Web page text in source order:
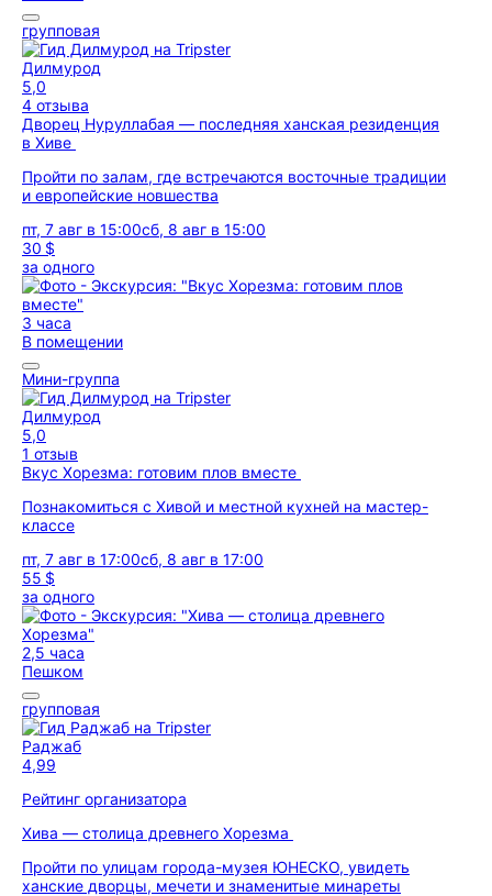
групповая
Дилмурод
5,0
4 отзыва
Дворец Нуруллабая — последняя ханская резиденция
в Хиве
Пройти по залам, где встречаются восточные традиции
и европейские новшества
пт, 7 авг в 15:00сб, 8 авг в 15:00
30 $
за одного
3 часа
В помещении
Мини-группа
Дилмурод
5,0
1 отзыв
Вкус Хорезма: готовим плов вместе
Познакомиться с Хивой и местной кухней на мастер-
классе
пт, 7 авг в 17:00сб, 8 авг в 17:00
55 $
за одного
2,5 часа
Пешком
групповая
Раджаб
4,99
Рейтинг организатора
Хива — столица древнего Хорезма
Пройти по улицам города-музея ЮНЕСКО, увидеть
ханские дворцы, мечети и знаменитые минареты